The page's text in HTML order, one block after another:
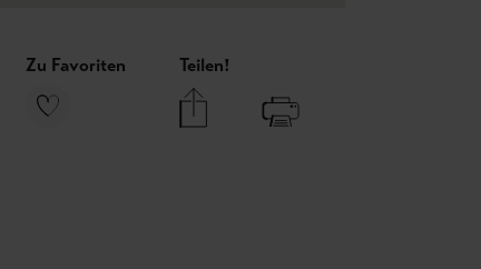
Zu Favoriten Teilen!